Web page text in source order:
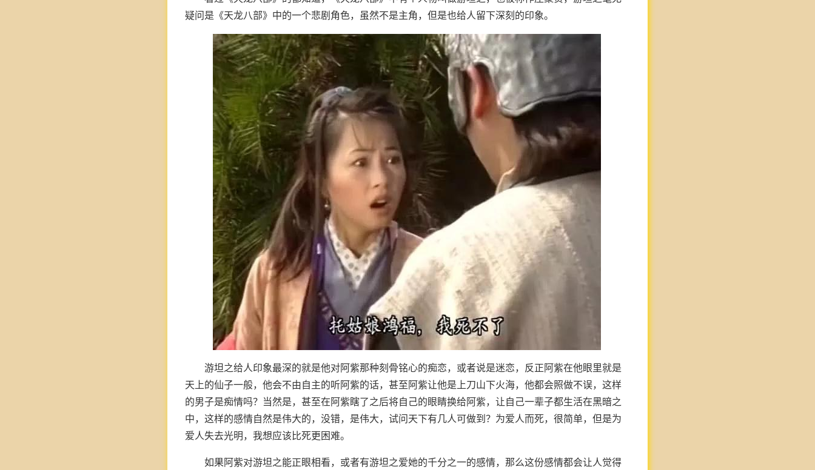
疑问是《天龙八部》中的一个悲剧角色，虽然不是主角，但是也给人留下深刻的印象。
游坦之给人印象最深的就是他对阿紫那种刻骨铭心的痴恋，或者说是迷恋，反正阿紫在他眼里就是
天上的仙子一般，他会不由自主的听阿紫的话，甚至阿紫让他是上刀山下火海，他都会照做不误，这样
的男子是痴情吗？当然是，甚至在阿紫瞎了之后将自己的眼睛换给阿紫，让自己一辈子都生活在黑暗之
中，这样的感情自然是伟大的，没错，是伟大，试问天下有几人可做到？为爱人而死，很简单，但是为
爱人失去光明，我想应该比死更困难。
如果阿紫对游坦之能正眼相看，或者有游坦之爱她的千分之一的感情，那么这份感情都会让人觉得